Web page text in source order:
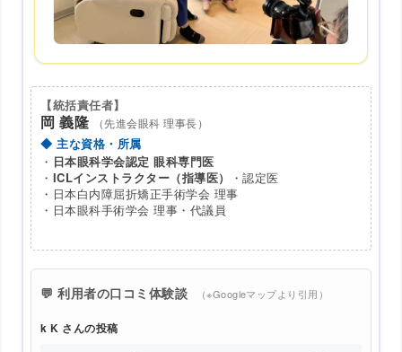
【統括責任者】
岡 義隆 （先進会眼科 理事長）
◆ 主な資格・所属
・ 日本眼科学会認定 眼科専門医
・ ICLインストラクター（指導医）
・認定医
・日本白内障屈折矯正手術学会 理事
・日本眼科手術学会 理事・代議員
💬 利用者の口コミ体験談 （※Googleマップより引用）
k K さんの投稿